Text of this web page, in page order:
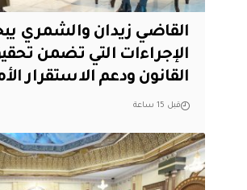
القاضي زيدان والشمري
الإجراءات التي تضمن
القانون ودعم الاستقرار
قبل 15 ساعة